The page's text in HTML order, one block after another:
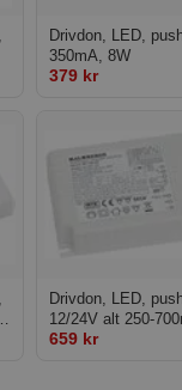
Drivdon, LED,
350mA, 8W
379 kr
Drivdon, LED,
12/24V alt 250-
30W
659 kr